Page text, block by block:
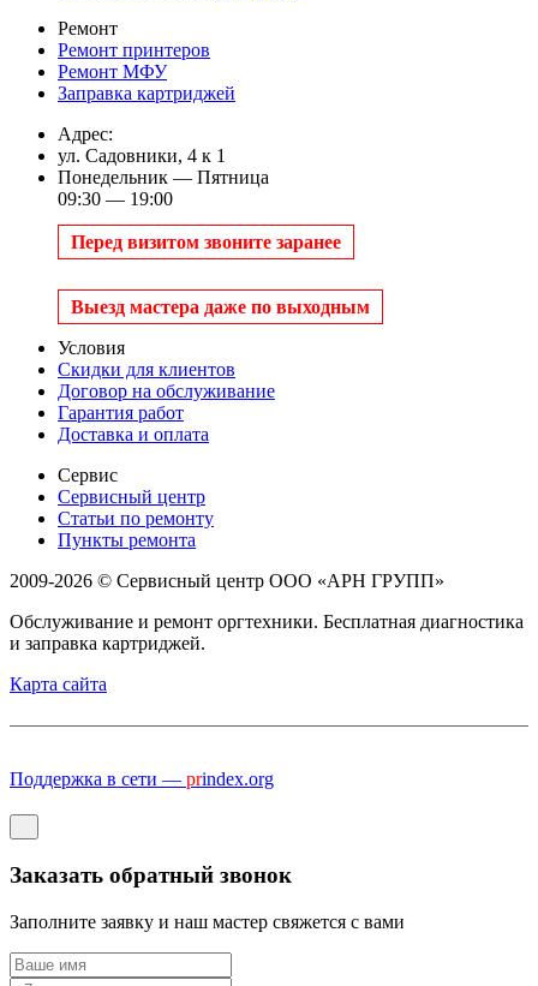
Ремонт
Ремонт принтеров
Ремонт МФУ
Заправка картриджей
Адрес:
ул. Садовники, 4 к 1
Понедельник — Пятница
09:30 — 19:00
Перед визитом звоните заранее
Выезд мастера даже по выходным
Условия
Скидки для клиентов
Договор на обслуживание
Гарантия работ
Доставка и оплата
Сервис
Сервисный центр
Статьи по ремонту
Пункты ремонта
2009-2026 © Сервисный центр ООО «АРН ГРУПП»
Обслуживание и ремонт оргтехники. Бесплатная диагностика
и заправка картриджей.
Карта сайта
Поддержка в сети — prindex.org
Заказать обратный звонок
Заполните заявку и наш мастер свяжется с вами